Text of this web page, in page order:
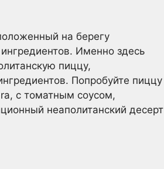
на берегу
Именно здесь
пиццу,
Попробуйте пиццу
с томатным соусом,
неаполитанский десерт